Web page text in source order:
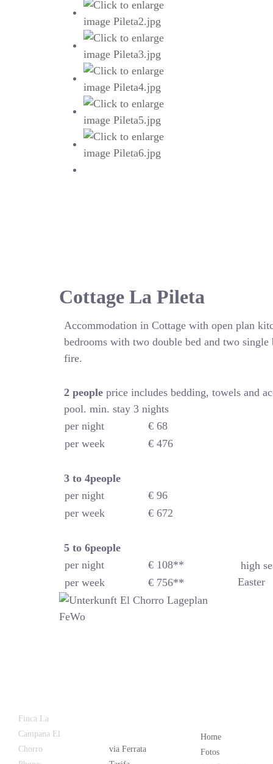
Cottage La Pileta
Accommodation in Cottage with open plan
bedrooms with two double bed and two
fire.
2 peopleprice includes bedding, towels and
pool. min. stay 3 nights
per night
€ 68
per week
€ 476
3 to 4people
per night
€ 96
per week
€ 672
5 to 6people
per night
€ 108**
high
Easter
per week € 756**
Finca La
Campana El
Chorro
via Ferrata
Home
Fotos